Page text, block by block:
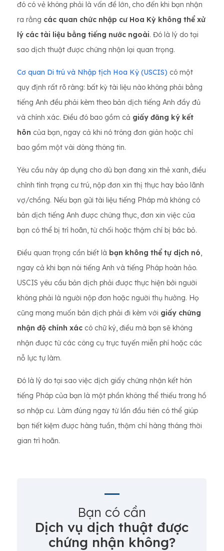
đó có vẻ không phải là vấn đề lớn, cho đến khi bạn nhận
ra rằng các quan chức nhập cư Hoa Kỳ không thể xử
lý các tài liệu bằng tiếng nước ngoài. Đó là lý do tại
sao dịch thuật được chứng nhận lại quan trọng.
Cơ quan Di trú và Nhập tịch Hoa Kỳ (USCIS) có một
quy định rất rõ ràng: bất kỳ tài liệu nào không phải bằng
tiếng Anh đều phải kèm theo bản dịch tiếng Anh đầy đủ
và chính xác. Điều đó bao gồm cả giấy đăng ký kết
hôn của bạn, ngay cả khi nó trông đơn giản hoặc chỉ
bao gồm một vài dòng thông tin.
Yêu cầu này áp dụng cho dù bạn đang xin thẻ xanh, điều
chỉnh tình trạng cư trú, nộp đơn xin thị thực hay bảo lãnh
vợ/chồng. Nếu bạn gửi tài liệu tiếng Pháp mà không có
bản dịch tiếng Anh được chứng thực, đơn xin việc của
bạn có thể bị trì hoãn, từ chối hoặc thậm chí bị bác bỏ.
Điều quan trọng cần biết là bạn không thể tự dịch nó,
ngay cả khi bạn nói tiếng Anh và tiếng Pháp hoàn hảo.
USCIS yêu cầu bản dịch phải được thực hiện bởi người
không phải là người nộp đơn hoặc người thụ hưởng. Họ
cũng mong muốn bản dịch phải đi kèm với giấy chứng
nhận độ chính xác có chữ ký, điều mà bạn sẽ không
nhận được từ các công cụ trực tuyến miễn phí hoặc các
nỗ lực tự làm.
Đó là lý do tại sao việc dịch giấy chứng nhận kết hôn
tiếng Pháp của bạn là một phần không thể thiếu trong hồ
sơ nhập cư. Làm đúng ngay từ lần đầu tiên có thể giúp
bạn tiết kiệm được hàng tuần, thậm chí hàng tháng thời
gian trì hoãn.
Bạn có cần
Dịch vụ dịch thuật được
chứng nhận không?